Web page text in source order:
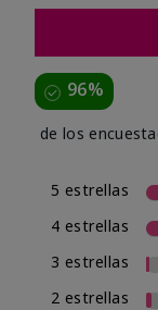
96%
de los
5 estrellas
4 estrellas
3 estrellas
2 estrellas